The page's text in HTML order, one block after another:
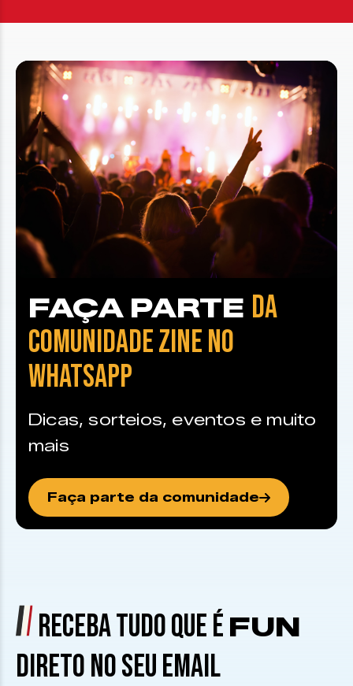
FAÇA PARTE DA
COMUNIDADE ZINE NO
WHATSAPP
Dicas, sorteios, eventos e muito
mais
Faça parte da comunidade
RECEBA TUDO QUE É FUN
DIRETO NO SEU EMAIL